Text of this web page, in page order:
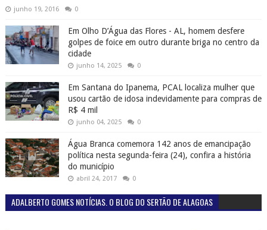
junho 19, 2016 0
Em Olho D’Água das Flores - AL, homem desfere
golpes de foice em outro durante briga no centro da
cidade
junho 14, 2025 0
Em Santana do Ipanema, PCAL localiza mulher que
usou cartão de idosa indevidamente para compras de
R$ 4 mil
junho 04, 2025 0
Água Branca comemora 142 anos de emancipação
política nesta segunda-feira (24), confira a história
do município
abril 24, 2017 0
ADALBERTO GOMES NOTÍCIAS. O BLOG DO SERTÃO DE ALAGOAS